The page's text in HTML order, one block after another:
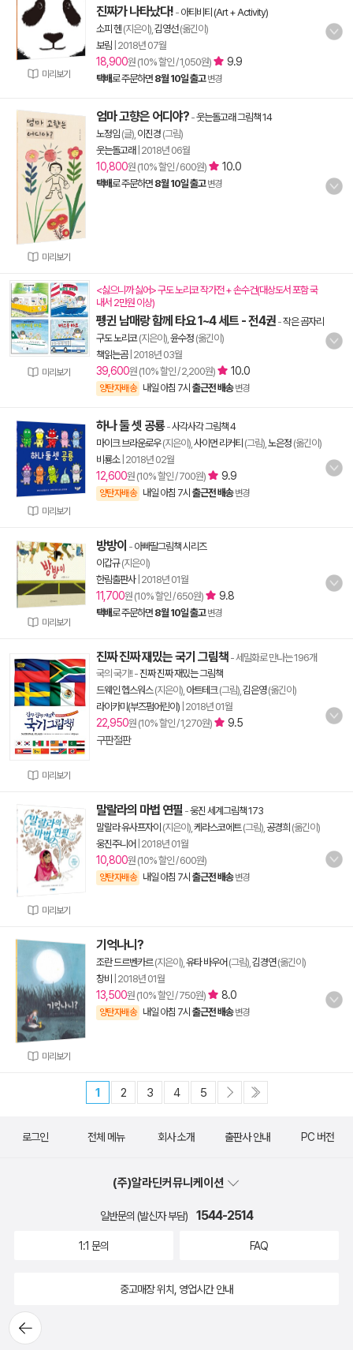
미리보기
진짜가 나타났다! - 아티비티 (Art + Activity)
소피 헨 (지은이), 김영선(옮긴이)
보림 2018년 07월
18,900원 (10% 할인 / 1,050원) 9.9
택배로 주문하면 8월 10일 출고 변경
미리보기
엄마 고향은 어디야? -웃는돌고래 그림책 14
노정임 (글), 이진경 (그림)
웃는돌고래 2018년 06월
10,800원 (10% 할인 / 600원) 10.0
택배로 주문하면 8월 10일 출고 변경
미리보기
<싫으니까 싫어> 구도 노리코 작가전 + 손수건(대상도서 포함 국
내서 2만원 이상)
펭귄 남매랑 함께 타요 1~4 세트 - 전4권 -작은 곰자리
구도 노리코(지은이), 윤수정 (옮긴이)
책읽는곰| 2018년 03월
39,600원 (10% 할인 / 2,200원) 10.0
양탄자배송 내일 아침 7시 출근전 배송 변경
미리보기
하나 둘 셋 공룡-사각사각 그림책 4
마이크 브라운로우(지은이), 사이먼 리커티 (그림), 노은정 (옮긴이)
비룡소| 2018년 02월
12,600원 (10% 할인 / 700원) 9.9
양탄자배송 내일 아침 7시 출근전 배송 변경
미리보기
방방이 - 아빠딸그림책 시리즈
이갑규(지은이)
한림출판사| 2018년 01월
11,700원 (10% 할인 / 650원) 9.8
택배로 주문하면 8월 10일 출고 변경
미리보기
진짜 진짜 재밌는 국기 그림책 - 세밀화로 만나는 196개
국의 국기!!- 진짜 진짜 재밌는 그림책
드웨인 헵스워스(지은이), 아트테크(그림), 김은영(옮긴이)
라이카미(부즈펌어린이) 2018년 01월
22,950원 (10% 할인 / 1,270원)
9.5
구판절판
미리보기
말랄라의 마법 연필 -웅진 세계그림책 173
말랄라 유사프자이 (지은이), 케라스코에트(그림), 공경희 (옮긴이)
웅진주니어 2018년 01월
10,800원 (10% 할인 / 600원)
양탄자배송 내일 아침 7시 출근전 배송 변경
미리보기
기억나니?
조란 드르벤카르(지은이), 유타 바우어 (그림), 김경연(옮긴이)
창비
2018년 01월
13,500원 (10% 할인 / 750원) 8.0
양탄자배송 내일 아침 7시 출근전 배송 변경
1 2 3 4 5
뒤로가
기
로그인 전체 메뉴 회사 소개 출판사 안내 PC 버전
(주)알라딘커뮤니케이션
일반문의 (발신자 부담) 1544-2514
1:1 문의 FAQ
중고매장 위치, 영업시간 안내